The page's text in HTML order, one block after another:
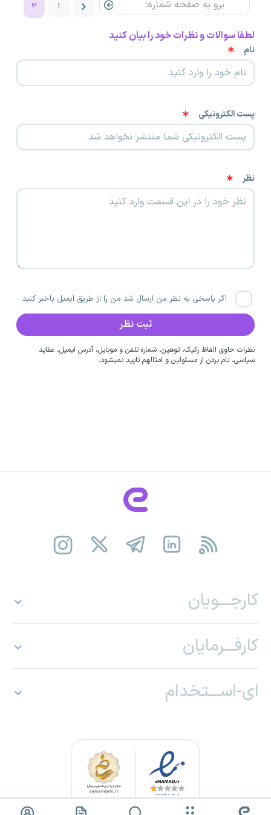
۱ ۲
لطفا سوالات و نظرات خود را بیان کنید
نام
پست الکترونیکی
نظر
اگر پاسخی به نظر من ارسال شد من را از طریق ایمیل باخبر کنید
نظرات حاوی الفاظ رکیک، توهین، شماره تلفن و موبایل، آدرس ایمیل، عقاید
سیاسی، نام بردن از مسئولین و امثالهم تایید نمیشود.
کارجـــویان
کارفـــرمایان
ای-اســـتخدام